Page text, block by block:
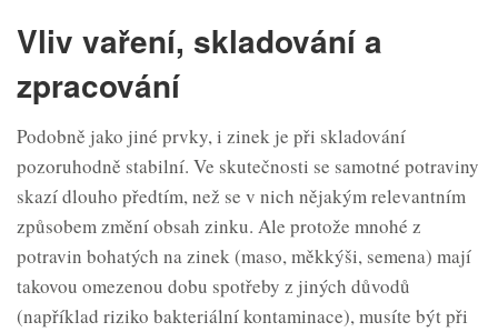
Vliv vaření, skladování a
zpracování
Podobně jako jiné prvky, i zinek je při skladování
pozoruhodně stabilní. Ve skutečnosti se samotné potraviny
skazí dlouho předtím, než se v nich nějakým relevantním
způsobem změní obsah zinku. Ale protože mnohé z
potravin bohatých na zinek (maso, měkkýši, semena) mají
takovou omezenou dobu spotřeby z jiných důvodů
(například riziko bakteriální kontaminace), musíte být při